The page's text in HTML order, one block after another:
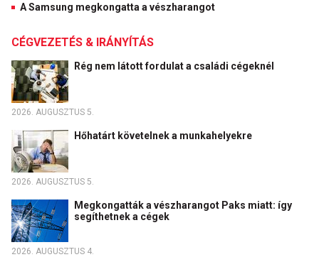
A Samsung megkongatta a vészharangot
CÉGVEZETÉS & IRÁNYÍTÁS
Rég nem látott fordulat a családi cégeknél
2026. AUGUSZTUS 5.
Hőhatárt követelnek a munkahelyekre
2026. AUGUSZTUS 5.
Megkongatták a vészharangot Paks miatt: így
segíthetnek a cégek
2026. AUGUSZTUS 4.